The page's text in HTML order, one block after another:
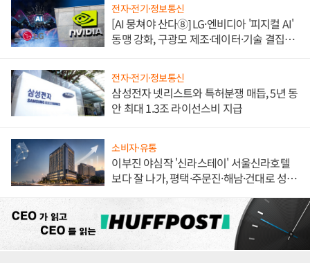
전자·전기·정보통신
[AI 뭉쳐야 산다⑧] LG·엔비디아 '피지컬 AI'
동맹 강화, 구광모 제조·데이터·기술 결집
전자·전기·정보통신
삼성전자 넷리스트와 특허분쟁 매듭, 5년 동
안 최대 1.3조 라이선스비 지급
소비자·유통
이부진 야심작 '신라스테이' 서울신라호텔
보다 잘 나가, 평택·주문진·해남·건대로 성